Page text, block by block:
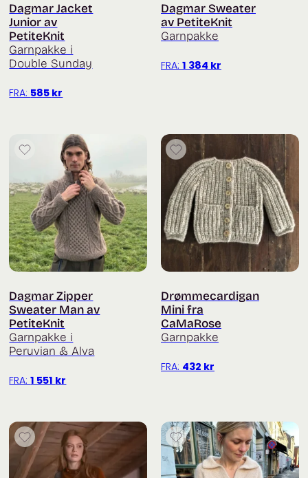
Dagmar Jacket
Junior av
PetiteKnit
Garnpakke i
Double Sunday
FRA: 585 kr
Dagmar Sweater
av PetiteKnit
Garnpakke
FRA: 1 384 kr
Dagmar Zipper
Sweater Man av
PetiteKnit
Garnpakke i
Peruvian & Alva
FRA:1 551 kr
Drømmecardigan
Mini fra
CaMaRose
Garnpakke
FRA: 432 kr